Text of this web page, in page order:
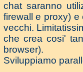
chat saranno
firewall e proxy)
vecchi.
che crea cosi'
browser).
Sviluppiamo